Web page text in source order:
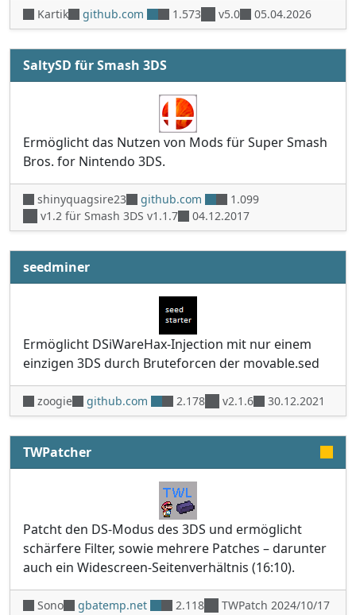
Kartik github.com 1.573 v5.0 05.04.2026
SaltySD für Smash 3DS
Ermöglicht das Nutzen von Mods für Super Smash
Bros. for Nintendo 3DS.
shinyquagsire23 github.com
1.099
v1.2 für Smash 3DS v1.1.7
04.12.2017
seedminer
Ermöglicht DSiWareHax-Injection mit nur einem
einzigen 3DS durch Bruteforcen der movable.sed
zoogie github.com 2.178 v2.1.6 30.12.2021
TWPatcher
Patcht den DS-Modus des 3DS und ermöglicht
schärfere Filter, sowie mehrere Patches – darunter
auch ein Widescreen-Seitenverhältnis (16:10).
Sono gbatemp.net 2.118
TWPatch 2024/10/17